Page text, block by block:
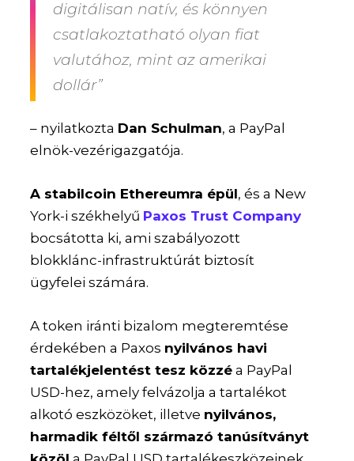
digitálisan natív, és könnyen
csatlakoztatható olyan fiat
valutához, mint az amerikai
dollár”
– nyilatkozta Dan Schulman, a PayPal
elnök-vezérigazgatója.
A stabilcoin Ethereumra épül, és a New
York-i székhelyű Paxos Trust Company
bocsátotta ki, ami szabályozott
blokklánc-infrastruktúrát biztosít
ügyfelei számára.
A token iránti bizalom megteremtése
érdekében a Paxos nyilvános havi
tartalékjelentést tesz közzé a PayPal
USD-hez, amely felvázolja a tartalékot
alkotó eszközöket, illetve nyilvános,
harmadik féltől származó tanúsítványt